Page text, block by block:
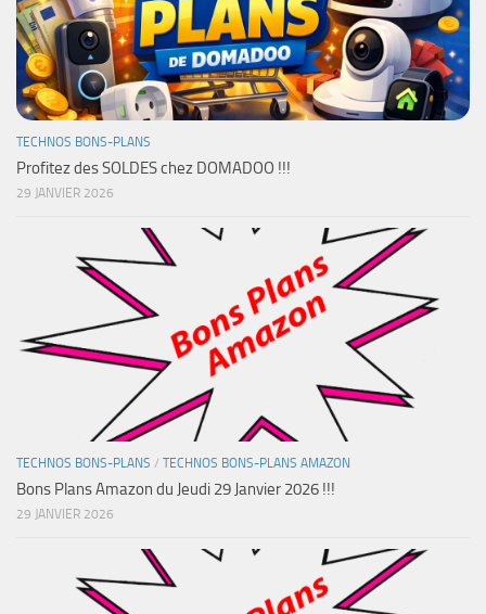
TECHNOS BONS-PLANS
Profitez des SOLDES chez DOMADOO !!!
29 JANVIER 2026
TECHNOS BONS-PLANS / TECHNOS BONS-PLANS AMAZON
Bons Plans Amazon du Jeudi 29 Janvier 2026 !!!
29 JANVIER 2026